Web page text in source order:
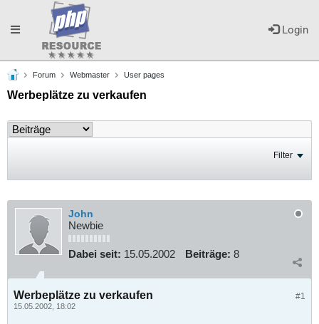
Login
Toggle
navigation
Forum Webmaster User pages
Werbeplätze zu verkaufen
Filter
John
Newbie
Dabei seit: 15.05.2002 Beiträge: 8
#1
Werbeplätze zu verkaufen
15.05.2002, 18:02